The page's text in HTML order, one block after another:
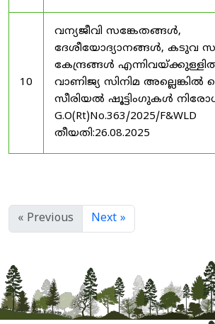
10
വന്യജീവി സങ്കേതങ്ങൾ,
ദേശീയോദ്യാനങ്ങൾ, കടുവ
കേന്ദ്രങ്ങൾ
വാണിജ്യ സിനിമ അല്ലെങ്കിൽ
സീരിയൽ ഷൂട്ടിംഗുകൾ
G.O(Rt)No.363/2025/F&WLD
തീയതി:26.08.2025
« Previous Next »